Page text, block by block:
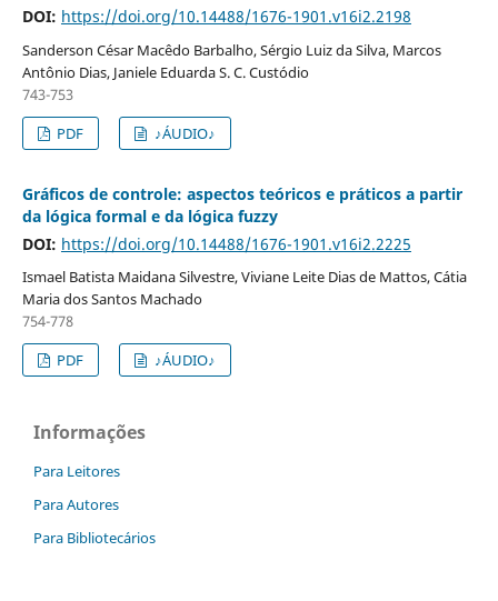
DOI: https://doi.org/10.14488/1676-1901.v16i2.2198
Sanderson César Macêdo Barbalho, Sérgio Luiz da Silva, Marcos
Antônio Dias, Janiele Eduarda S. C. Custódio
743-753
PDF
♪ÁUDIO♪
Gráficos de controle: aspectos teóricos e práticos a partir
da lógica formal e da lógica fuzzy
DOI: https://doi.org/10.14488/1676-1901.v16i2.2225
Ismael Batista Maidana Silvestre, Viviane Leite Dias de Mattos, Cátia
Maria dos Santos Machado
754-778
PDF
♪ÁUDIO♪
Informações
Para Leitores
Para Autores
Para Bibliotecários